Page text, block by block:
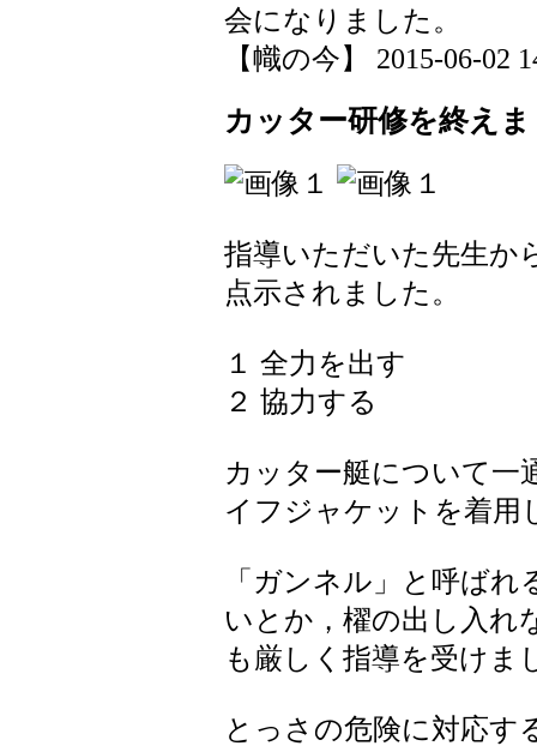
会になりました。
【幟の今】 2015-06-02
カッター研修を終え
指導いただいた先生か
点示されました。
１ 全力を出す
２ 協力する
カッター艇について一
イフジャケットを着用
「ガンネル」と呼ば
いとか，櫂の出し入れ
も厳しく指導を受けま
とっさの危険に対応す